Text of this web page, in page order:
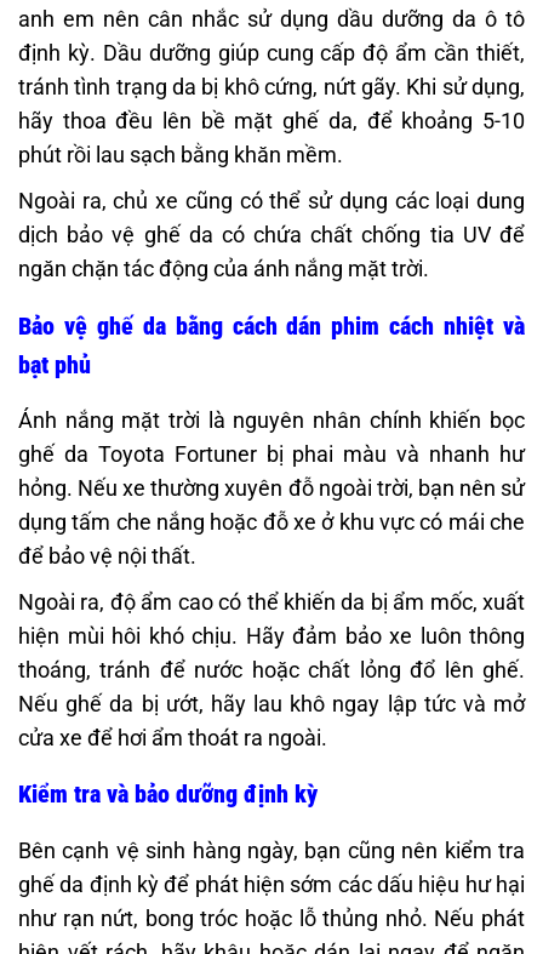
anh em nên cân nhắc sử dụng dầu dưỡng da ô tô
định kỳ. Dầu dưỡng giúp cung cấp độ ẩm cần thiết,
tránh tình trạng da bị khô cứng, nứt gãy. Khi sử dụng,
hãy thoa đều lên bề mặt ghế da, để khoảng 5-10
phút rồi lau sạch bằng khăn mềm.
Ngoài ra, chủ xe cũng có thể sử dụng các loại dung
dịch bảo vệ ghế da có chứa chất chống tia UV để
ngăn chặn tác động của ánh nắng mặt trời.
Bảo vệ ghế da bằng cách dán phim cách nhiệt và
bạt phủ
Ánh nắng mặt trời là nguyên nhân chính khiến bọc
ghế da Toyota Fortuner bị phai màu và nhanh hư
hỏng. Nếu xe thường xuyên đỗ ngoài trời, bạn nên sử
dụng tấm che nắng hoặc đỗ xe ở khu vực có mái che
để bảo vệ nội thất.
Ngoài ra, độ ẩm cao có thể khiến da bị ẩm mốc, xuất
hiện mùi hôi khó chịu. Hãy đảm bảo xe luôn thông
thoáng, tránh để nước hoặc chất lỏng đổ lên ghế.
Nếu ghế da bị ướt, hãy lau khô ngay lập tức và mở
cửa xe để hơi ẩm thoát ra ngoài.
Kiểm tra và bảo dưỡng định kỳ
Bên cạnh vệ sinh hàng ngày, bạn cũng nên kiểm tra
ghế da định kỳ để phát hiện sớm các dấu hiệu hư hại
như rạn nứt, bong tróc hoặc lỗ thủng nhỏ. Nếu phát